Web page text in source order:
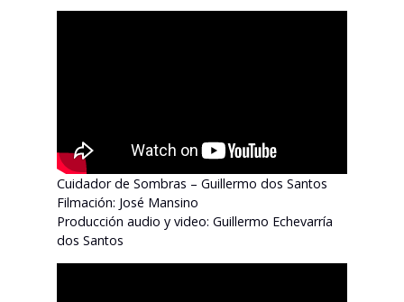
Cuidador de Sombras – Guillermo dos Santos
Filmación: José Mansino
Producción audio y video: Guillermo Echevarría
dos Santos